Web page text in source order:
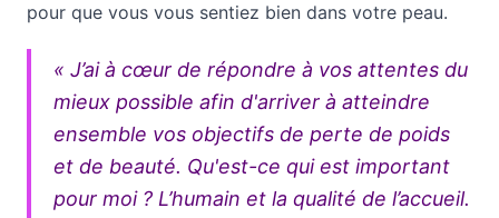
pour que vous vous sentiez bien dans votre peau.
« J’ai à cœur de répondre à vos attentes du
mieux possible afin d'arriver à atteindre
ensemble vos objectifs de perte de poids
et de beauté. Qu'est-ce qui est important
pour moi ? L’humain et la qualité de l’accueil.